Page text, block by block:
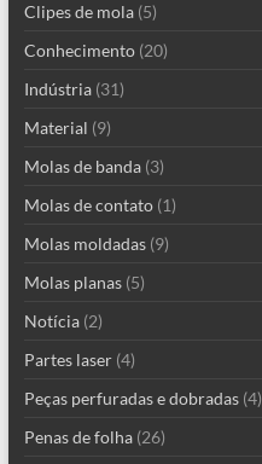
Clipes de mola(5)
Conhecimento(20)
Indústria(31)
Material (9)
Molas de banda(3)
Molas de contato(1)
Molas moldadas(9)
Molas planas(5)
Notícia(2)
Partes laser(4)
Peças perfuradas e dobradas(4)
Penas de folha(26)